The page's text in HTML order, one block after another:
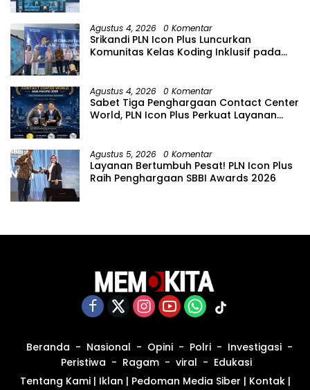
Agustus 4, 2026 0 Komentar
Srikandi PLN Icon Plus Luncurkan
Komunitas Kelas Koding Inklusif pada
Agustus 4, 2026 0 Komentar
Sabet Tiga Penghargaan Contact Center
World, PLN Icon Plus Perkuat Layanan
Agustus 5, 2026 0 Komentar
Layanan Bertumbuh Pesat! PLN Icon Plus
Raih Penghargaan SBBI Awards 2026
Beranda Nasional Opini Polri
Investigasi
Peristiwa
Ragam viral
Edukasi
Tentang Kami| Iklan | Pedoman Media Siber | Kontak|